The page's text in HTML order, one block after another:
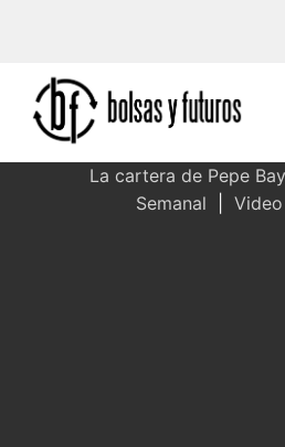
Buscar:
La cartera de Pepe
Semanal